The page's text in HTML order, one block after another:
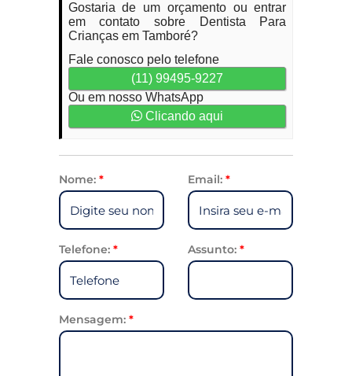
Gostaria de um orçamento ou entrar
em contato sobre Dentista Para
Crianças em Tamboré?
Fale conosco pelo telefone
(11) 99495-9227
Ou em nosso WhatsApp
Clicando aqui
Nome: * Email: *
Telefone: * Assunto: *
Mensagem: *